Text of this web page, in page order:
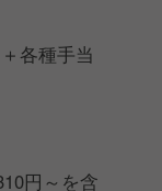
各種手当
円～を含